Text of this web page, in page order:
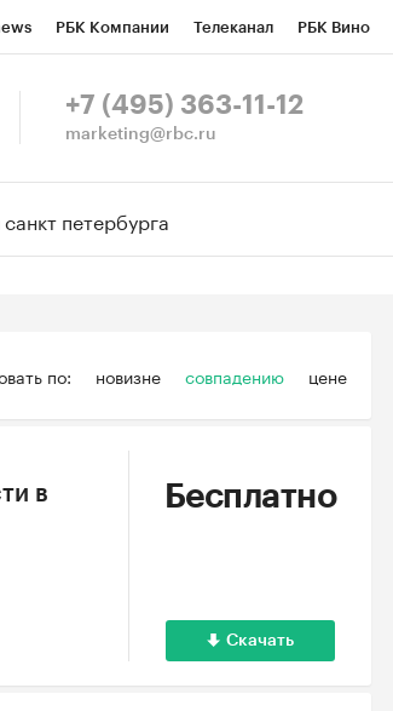
РБК Компании Телеканал РБК Вино
СПб Спецпроекты
+7 (495) 363-11-12
marketing@rbc.ru
по: новизне совпадению цене
в
Бесплатно
Скачать